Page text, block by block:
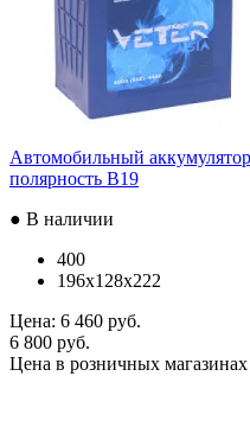
Автомобильный
полярность B19
● В наличии
400
196x128x222
Цена: 6 460 руб.
6 800 руб.
Цена в розничных магазинах